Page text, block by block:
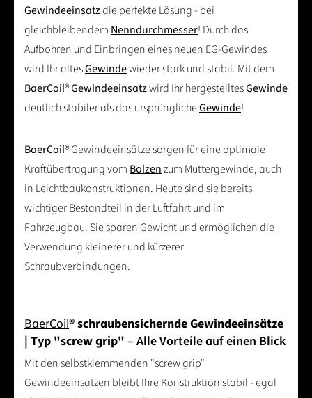
Gewindeeinsatzdie perfekte Lösung - bei
gleichbleibendem Nenndurchmesser! Durch das
Aufbohren und Einbringen eines neuen EG-Gewindes
wird Ihr altesGewindewieder stark und stabil. Mit dem
BaerCoil®Gewindeeinsatzwird Ihr hergestelltesGewinde
deutlich stabiler als das ursprünglicheGewinde!
BaerCoil® Gewindeeinsätze sorgen für eine optimale
Kraftübertragung vom Bolzenzum Muttergewinde, auch
in Leichtbaukonstruktionen. Heute sind sie bereits
wichtiger Bestandteil in der Luftfahrt und im
Fahrzeugbau. Sie sparen Gewicht und ermöglichen die
Verwendung kleinerer und kürzerer
Schraubverbindungen.
BaerCoil® schraubensichernde Gewindeeinsätze
| Typ "screw grip" – Alle Vorteile auf einen Blick
Mit den selbstklemmenden "screw grip"
Gewindeeinsätzen bleibt Ihre Konstruktion stabil - egal